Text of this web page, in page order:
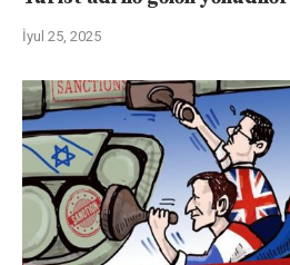
İyul 25, 2025